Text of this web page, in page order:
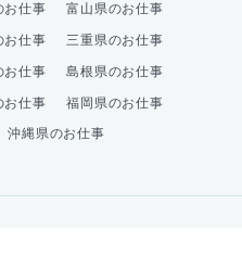
お仕事 富山県のお仕事
お仕事 三重県のお仕事
お仕事 島根県のお仕事
お仕事 福岡県のお仕事
沖縄県のお仕事